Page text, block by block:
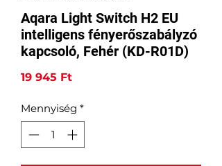
Aqara Light Switch H2 EU
intelligens fényerőszabályzó
kapcsoló, Fehér (KD-R01D)
19 945 FtÁr
Mennyiség *